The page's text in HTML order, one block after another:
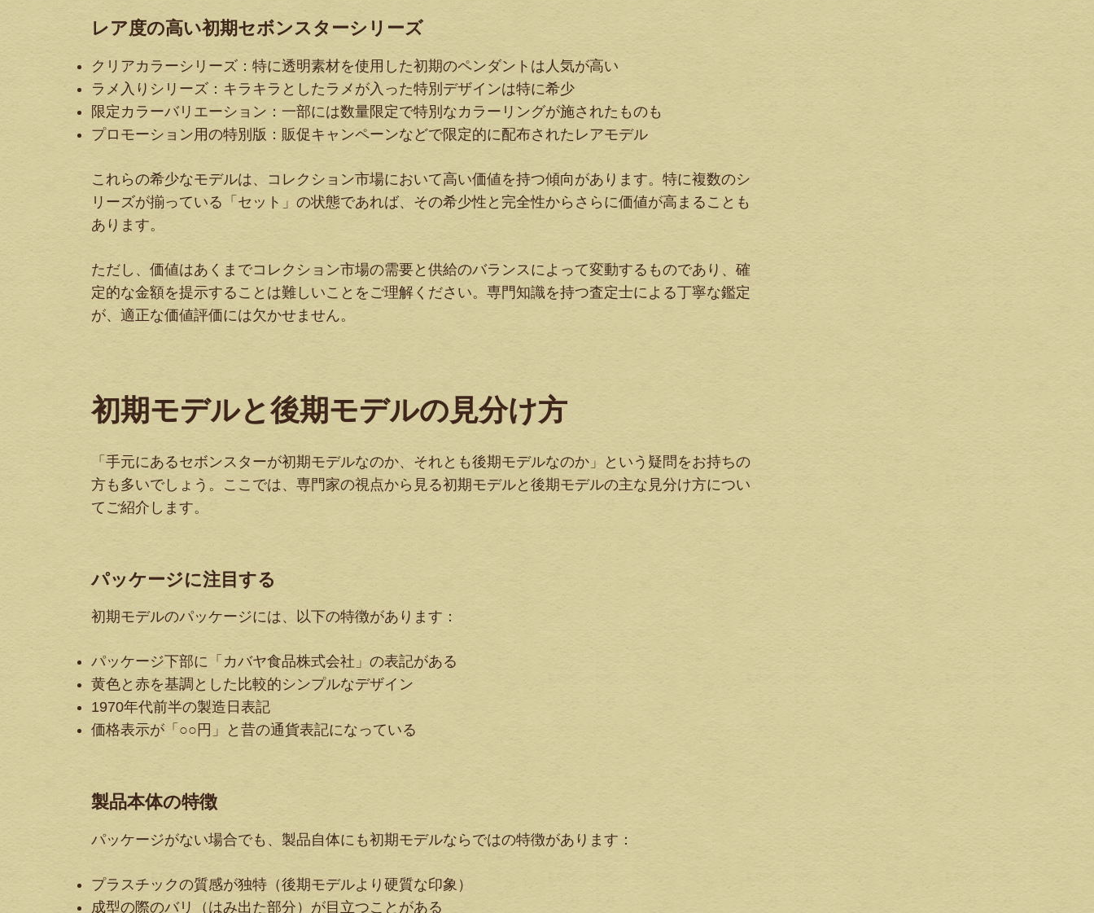
レア度の高い初期セボンスターシリーズ
クリアカラーシリーズ ：特に透明素材を使用した初期のペンダントは人気が高い
ラメ入りシリーズ ：キラキラとしたラメが入った特別デザインは特に希少
限定カラーバリエーション ：一部には数量限定で特別なカラーリングが施されたものも
プロモーション用の特別版 ：販促キャンペーンなどで限定的に配布されたレアモデル
これらの希少なモデルは、コレクション市場において高い価値を持つ傾向があります。特に複数のシ
リーズが揃っている「セット」の状態であれば、その希少性と完全性からさらに価値が高まることも
あります。
ただし、価値はあくまでコレクション市場の需要と供給のバランスによって変動するものであり、確
定的な金額を提示することは難しいことをご理解ください。専門知識を持つ査定士による丁寧な鑑定
が、適正な価値評価には欠かせません。
初期モデルと後期モデルの見分け方
「手元にあるセボンスターが初期モデルなのか、それとも後期モデルなのか」という疑問をお持ちの
方も多いでしょう。ここでは、専門家の視点から見る初期モデルと後期モデルの主な見分け方につい
てご紹介します。
パッケージに注目する
初期モデルのパッケージには、以下の特徴があります：
パッケージ下部に「カバヤ食品株式会社」の表記がある
黄色と赤を基調とした比較的シンプルなデザイン
1970年代前半の製造日表記
価格表示が「○○円」と昔の通貨表記になっている
製品本体の特徴
パッケージがない場合でも、製品自体にも初期モデルならではの特徴があります：
プラスチックの質感が独特（後期モデルより硬質な印象）
成型の際のバリ（はみ出た部分）が目立つことがある